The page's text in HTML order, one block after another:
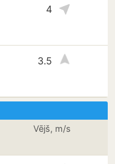
4
3.5
Vējš, m/s